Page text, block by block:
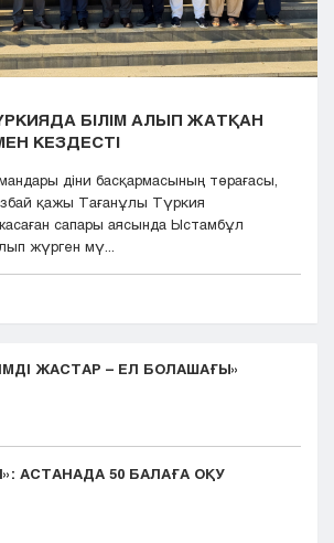
БІЛІМ АЛЫП ЖАТҚАН
КЕЗДЕСТІ
діни басқармасының төрағасы,
қажы Тағанұлы Түркия
сапары аясында Ыстамбұл
жүрген мү...
ЖАСТАР – ЕЛ БОЛАШАҒЫ»
АСТАНАДА 50 БАЛАҒА ОҚУ